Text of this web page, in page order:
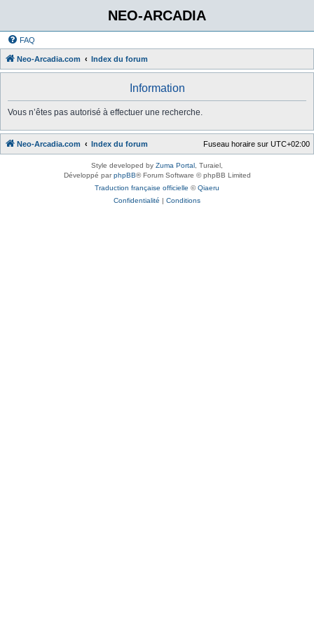
NEO-ARCADIA
FAQ
Neo-Arcadia.com Index du forum
Information
Vous n’êtes pas autorisé à effectuer une recherche.
Neo-Arcadia.com Index du forum Fuseau horaire sur UTC+02:00
Style developed by Zuma Portal , Turaiel,
Développé parphpBB® Forum Software © phpBB Limited
Traduction française officielle ©Qiaeru
Confidentialité | Conditions